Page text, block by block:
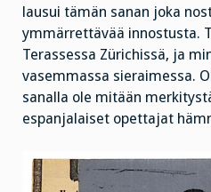
lausui tämän sanan joka
ymmärrettävää innostusta.
Terassessa Zürichissä, ja
vasemmassa sieraimessa.
sanalla ole mitään
espanjalaiset opettajat